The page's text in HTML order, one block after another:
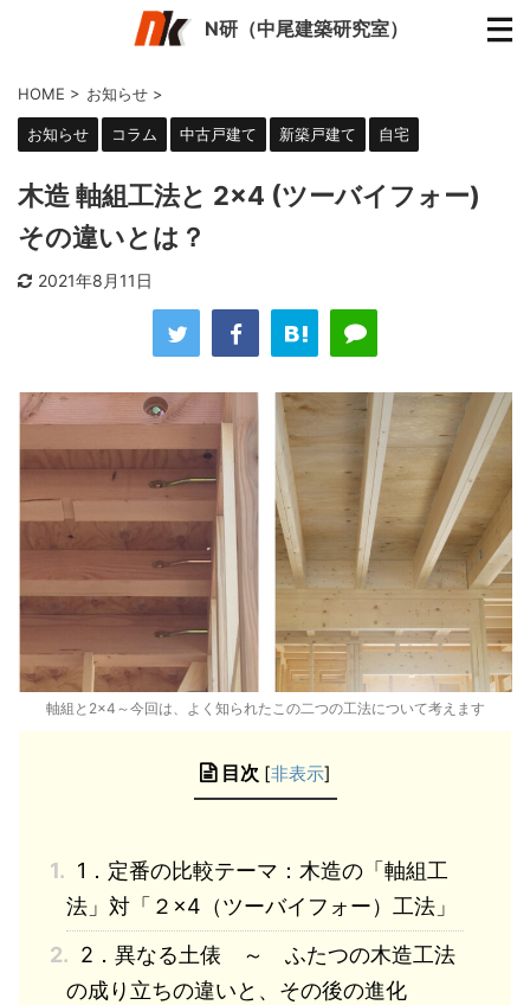
N研（中尾建築研究室）
HOME > お知らせ >
お知らせ コラム 中古戸建て 新築戸建て 自宅
木造 軸組工法と 2×4 (ツーバイフォー)
その違いとは？
2021年8月11日
軸組と2×4～今回は、よく知られたこの二つの工法について考えます
目次 [非表示]
1. 1．定番の比較テーマ：木造の「軸組工
法」対「２×4（ツーバイフォー）工法」
2. 2．異なる土俵 ～ ふたつの木造工法
の成り立ちの違いと、その後の進化